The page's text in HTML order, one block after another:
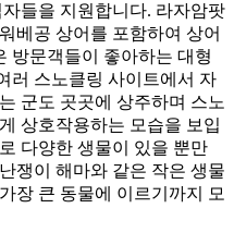
들을 지원합니다. 라자암팟
베공 상어를 포함하여 상어
방문객들이 좋아하는 대형
러 스노클링 사이트에서 자
군도 곳곳에 상주하며 스노
상호작용하는 모습을 보입
다양한 생물이 있을 뿐만
쟁이 해마와 같은 작은 생물
장 큰 동물에 이르기까지 모